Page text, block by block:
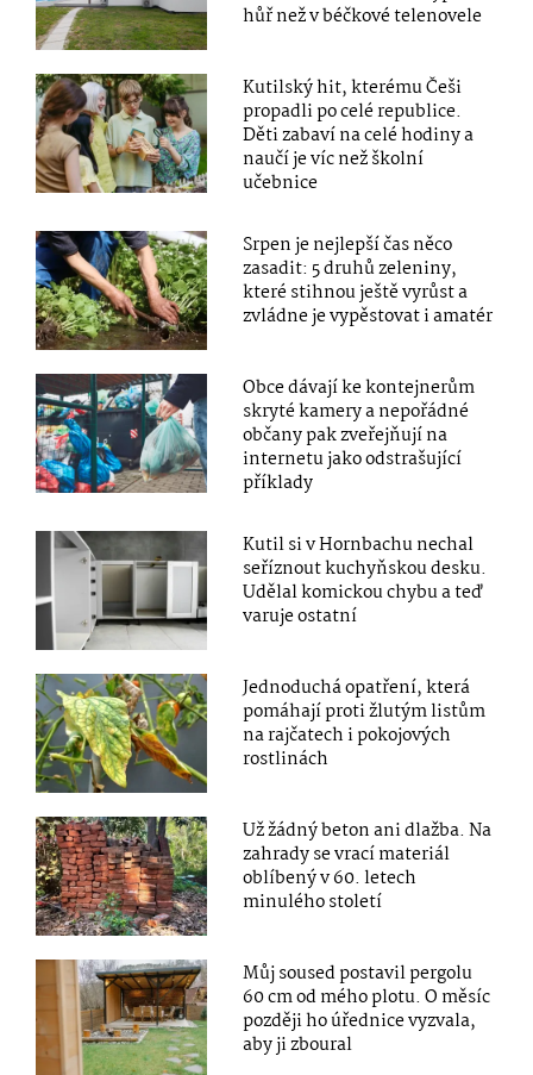
hůř než v béčkové telenovele
Kutilský hit, kterému Češi
propadli po celé republice.
Děti zabaví na celé hodiny a
naučí je víc než školní
učebnice
Srpen je nejlepší čas něco
zasadit: 5 druhů zeleniny,
které stihnou ještě vyrůst a
zvládne je vypěstovat i amatér
Obce dávají ke kontejnerům
skryté kamery a nepořádné
občany pak zveřejňují na
internetu jako odstrašující
příklady
Kutil si v Hornbachu nechal
seříznout kuchyňskou desku.
Udělal komickou chybu a teď
varuje ostatní
Jednoduchá opatření, která
pomáhají proti žlutým listům
na rajčatech i pokojových
rostlinách
Už žádný beton ani dlažba. Na
zahrady se vrací materiál
oblíbený v 60. letech
minulého století
Můj soused postavil pergolu
60 cm od mého plotu. O měsíc
později ho úřednice vyzvala,
aby ji zboural